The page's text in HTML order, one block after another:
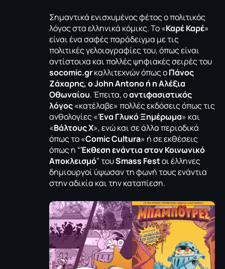
Σημαντικά ενισχυμένος φέτος ο πολιτικός
λόγος στα ελληνικά κόμικς. Το «Καρέ Καρέ»
είναι ένα σαφές παράδειγμα με τις
πολιτικές γελοιογραφίες του, όπως είναι
αντίστοιχα και πολλές ψηφιακές σειρές του
socomic.grκαλλιτεχνών όπως οΠάνος
Ζάχαρης, ο John Antono ή η Αλέξια
Οθωναίου. Έπειτα, οαντιφασιστικός
λόγος«κατέλαβε» πολλές εκδόσεις όπως τις
ανθολογίες «Ένα Γλυκό Ξημέρωμα» και
«Βάλτους Χ», ενώ και σε άλλα περιοδικά
όπως το «Comic Cultura» ή σε εκθέσεις
όπως η “Έκθεση ενάντια στον Κοινωνικό
Αποκλεισμό” τουSmass Festοι έλληνες
δημιουργοί ύψωσαν τη φωνή τους ενάντια
στην αδικία και την καταπίεση.